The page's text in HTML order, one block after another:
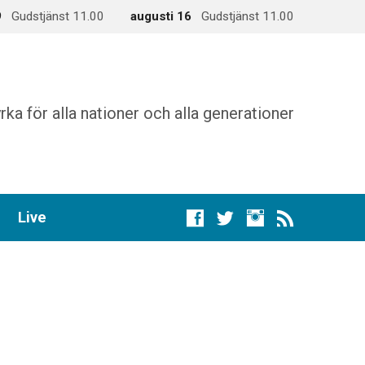
Gudstjänst 11.00 augusti 16 Gudstjänst 11.00
för alla nationer och alla generationer
Live